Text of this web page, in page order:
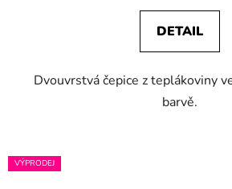
DETAIL
Dvouvrstvá čepice z teplákoviny
barvě.
VÝPRODEJ